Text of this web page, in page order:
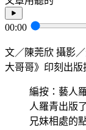
00:00
文／陳莞欣 攝影
大哥哥》印刻出
編按：藝人
人羅青出版
兄妹相處的